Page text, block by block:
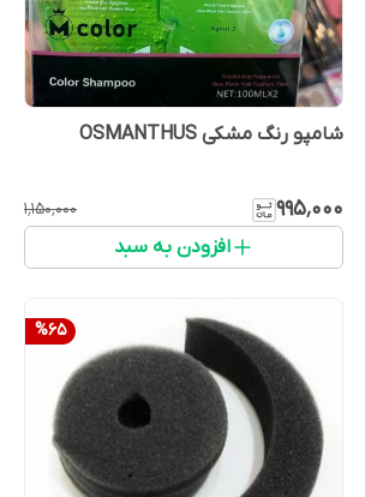
شامپو رنگ مشکی OSMANTHUS
۹۹۵٬۰۰۰ ۱٬۱۵۰٬۰۰۰
افزودن به سبد
%65